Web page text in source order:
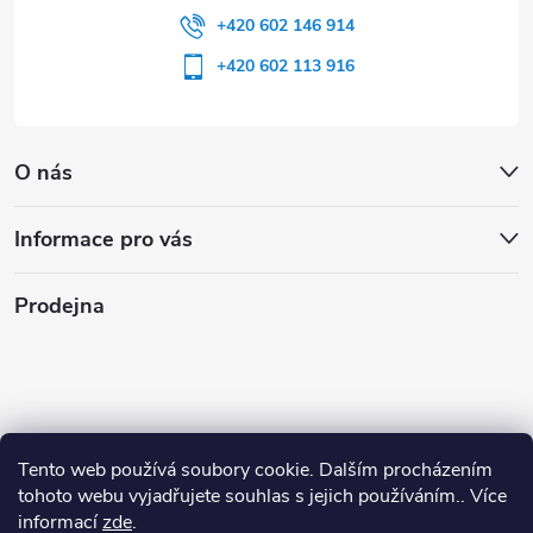
Tento web používá soubory cookie. Dalším procházením
tohoto webu vyjadřujete souhlas s jejich používáním.. Více
informacízde.
O nás
Informace pro vás
+420 602 146 914
+420 602 113 916
Prodejna